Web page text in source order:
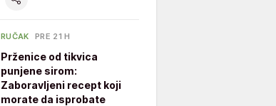
RUČAK PRE 21 H
Prženice od tikvica
punjene sirom:
Zaboravljeni recept koji
morate da isprobate